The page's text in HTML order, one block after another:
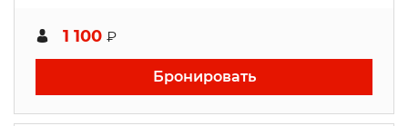
1 100 ₽
Бронировать